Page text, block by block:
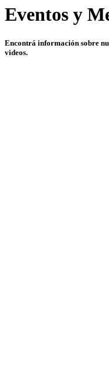
Eventos y
Encontrá información sobre
videos.